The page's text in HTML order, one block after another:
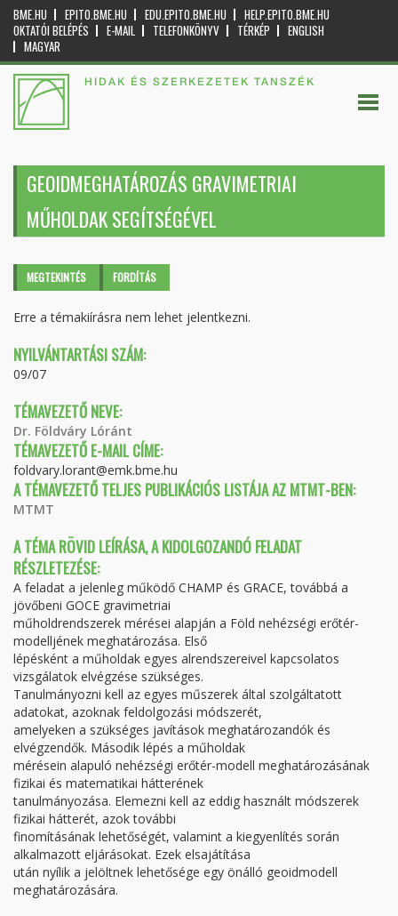
BME.HU EPITO.BME.HU EDU.EPITO.BME.HU
HELP.EPITO.BME.HU
OKTATÓI BELÉPÉS
E-MAIL TELEFONKÖNYV TÉRKÉP
ENGLISH
MAGYAR
HIDAK ÉS SZERKEZETEK TANSZÉK
GEOIDMEGHATÁROZÁS GRAVIMETRIAI
MŰHOLDAK SEGÍTSÉGÉVEL
Elsődleges fülek
MEGTEKINTÉS (AKTÍVFORDÍTÁS
Erre a témakiírásra nem lehet jelentkezni.
NYILVÁNTARTÁSI SZÁM:
09/07
TÉMAVEZETŐ NEVE:
Dr. Földváry Lóránt
TÉMAVEZETŐ E-MAIL CÍME:
foldvary.lorant@emk.bme.hu
A TÉMAVEZETŐ TELJES PUBLIKÁCIÓS LISTÁJA AZ MTMT-BEN:
MTMT
A TÉMA RÖVID LEÍRÁSA, A KIDOLGOZANDÓ FELADAT
RÉSZLETEZÉSE:
A feladat a jelenleg működő CHAMP és GRACE, továbbá a
jövőbeni GOCE gravimetriai
műholdrendszerek mérései alapján a Föld nehézségi erőtér-
modelljének meghatározása. Első
lépésként a műholdak egyes alrendszereivel kapcsolatos
vizsgálatok elvégzése szükséges.
Tanulmányozni kell az egyes műszerek által szolgáltatott
adatokat, azoknak feldolgozási módszerét,
amelyeken a szükséges javítások meghatározandók és
elvégzendők. Második lépés a műholdak
mérésein alapuló nehézségi erőtér-modell meghatározásának
fizikai és matematikai hátterének
tanulmányozása. Elemezni kell az eddig használt módszerek
fizikai hátterét, azok további
finomításának lehetőségét, valamint a kiegyenlítés során
alkalmazott eljárásokat. Ezek elsajátítása
után nyílik a jelöltnek lehetősége egy önálló geoidmodell
meghatározására.